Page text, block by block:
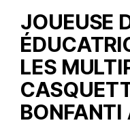
JOUEUSE
LES
BONFANTI